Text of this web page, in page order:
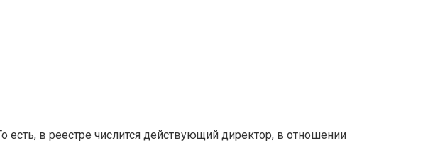
есть, в реестре числится действующий директор, в отношении